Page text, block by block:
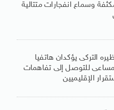
وسماع انفجارات متتالية
التركى يؤكدان هاتفيا
للتوصل إلى تفاهمات
الإقليميين